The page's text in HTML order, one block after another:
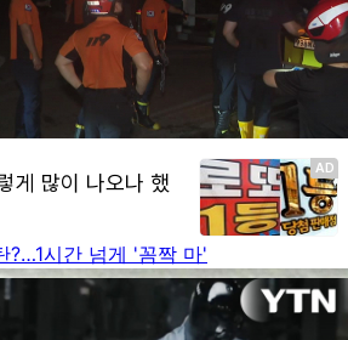
?…1시간 넘게 '꼼짝 마'